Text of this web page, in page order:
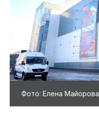
Фото: Елена Майорова